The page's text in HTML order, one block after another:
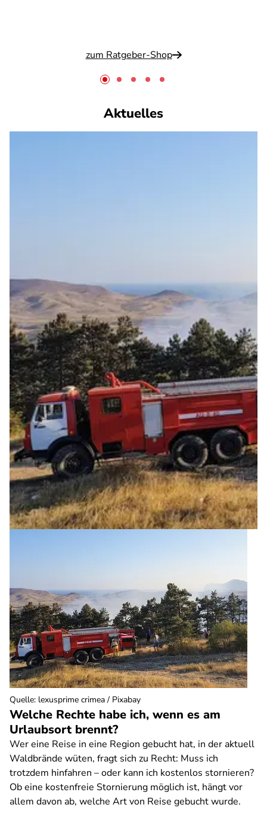
zum Ratgeber-Shop
Aktuelles
Welche Rechte habe ich, wenn es am
Urlaubsort brennt?
Wer eine Reise in eine Region gebucht hat, in der aktuell
Waldbrände wüten, fragt sich zu Recht: Muss ich
trotzdem hinfahren – oder kann ich kostenlos stornieren?
Ob eine kostenfreie Stornierung möglich ist, hängt vor
allem davon ab, welche Art von Reise gebucht wurde.
Quelle: lexusprime crimea / Pixabay